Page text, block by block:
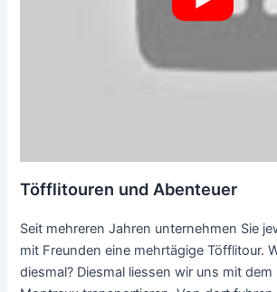
Töfflitouren und Abenteuer
Seit mehreren Jahren unternehmen Sie
mit Freunden eine mehrtägige Töfflitour.
diesmal? Diesmal liessen wir uns mit dem